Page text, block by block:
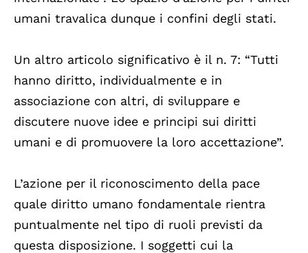
umani travalica dunque i confini degli stati.
Un altro articolo significativo è il n. 7: “Tutti
hanno diritto, individualmente e in
associazione con altri, di sviluppare e
discutere nuove idee e principi sui diritti
umani e di promuovere la loro accettazione”.
L’azione per il riconoscimento della pace
quale diritto umano fondamentale rientra
puntualmente nel tipo di ruoli previsti da
questa disposizione. I soggetti cui la